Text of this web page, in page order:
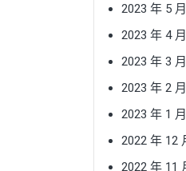
2023 年 5 月
2023 年 4 月
2023 年 3 月
2023 年 2 月
2023 年 1 月
2022 年 12
2022 年 11